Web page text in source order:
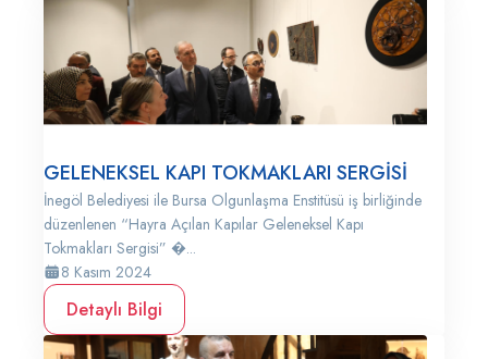
GELENEKSEL KAPI TOKMAKLARI SERGİSİ
İnegöl Belediyesi ile Bursa Olgunlaşma Enstitüsü iş birliğinde
düzenlenen “Hayra Açılan Kapılar Geleneksel Kapı
Tokmakları Sergisi” �...
8 Kasım 2024
Detaylı Bilgi